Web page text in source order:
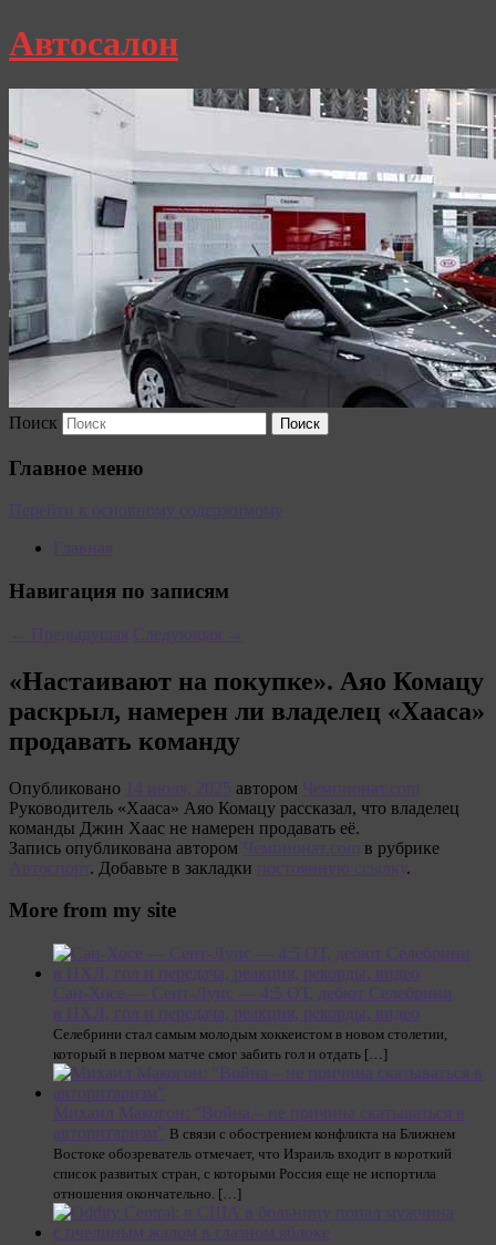
Автосалон
Поиск
Главное меню
Перейти к основному содержимому
Главная
Навигация по записям
← Предыдущая Следующая →
«Настаивают на покупке». Аяо Комацу
раскрыл, намерен ли владелец «Хааса»
продавать команду
Опубликовано 14 июля, 2025 автором Чемпионат.com
Руководитель «Хааса» Аяо Комацу рассказал, что владелец
команды Джин Хаас не намерен продавать её.
Запись опубликована автором Чемпионат.com в рубрике
Автоспорт. Добавьте в закладки постоянную ссылку.
More from my site
Сан-Хосе — Сент-Луис — 4:5 ОТ, дебют Селебрини
в НХЛ, гол и передача, реакция, рекорды, видео
Селебрини стал самым молодым хоккеистом в новом столетии,
который в первом матче смог забить гол и отдать […]
Михаил Макогон: “Война – не причина скатываться в
авторитаризм” В связи с обострением конфликта на Ближнем
Востоке обозреватель отмечает, что Израиль входит в короткий
список развитых стран, с которыми Россия еще не испортила
отношения окончательно. […]